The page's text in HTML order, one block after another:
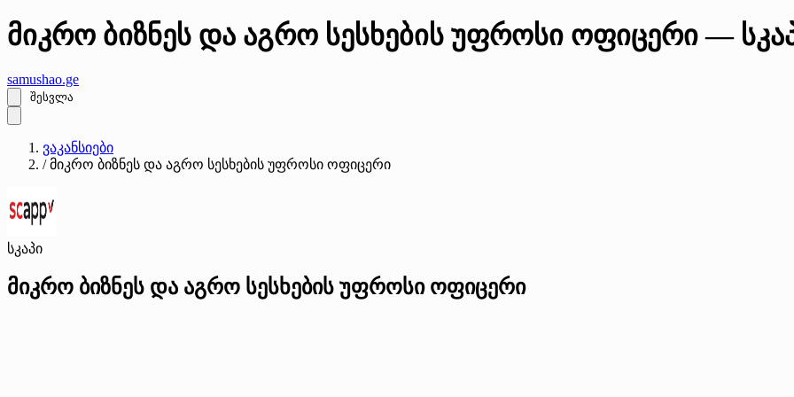
მიკრო ბიზნეს და აგრო სესხების უფროსი ოფიცერი —
samushao.ge
შესვლა
ვაკანსიები
/ მიკრო ბიზნეს და აგრო სესხების უფროსი ოფიცერი
სკაპი
მიკრო ბიზნეს და აგრო სესხების უფროსი ოფიცერი